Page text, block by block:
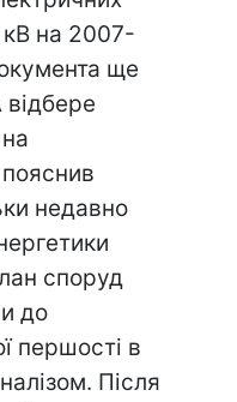
на 2007-
ще
недавно
споруд
до
першості в
Після